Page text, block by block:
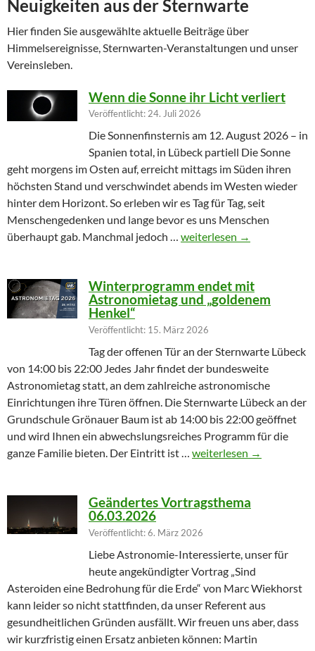
Neuigkeiten aus der Sternwarte
Hier finden Sie ausgewählte aktuelle Beiträge über
Himmelsereignisse, Sternwarten-Veranstaltungen und unser
Vereinsleben.
Wenn die Sonne ihr Licht verliert
Veröffentlicht: 24. Juli 2026
Die Sonnenfinsternis am 12. August 2026 – in
Spanien total, in Lübeck partiell Die Sonne
geht morgens im Osten auf, erreicht mittags im Süden ihren
höchsten Stand und verschwindet abends im Westen wieder
hinter dem Horizont. So erleben wir es Tag für Tag, seit
Menschengedenken und lange bevor es uns Menschen
überhaupt gab. Manchmal jedoch … Wenn die Sonne ihr Licht
weiterlesen →
Winterprogramm endet mit
Astronomietag und „goldenem
Henkel“
Veröffentlicht: 15. März 2026
Tag der offenen Tür an der Sternwarte Lübeck
von 14:00 bis 22:00 Jedes Jahr findet der bundesweite
Astronomietag statt, an dem zahlreiche astronomische
Einrichtungen ihre Türen öffnen. Die Sternwarte Lübeck an der
Grundschule Grönauer Baum ist ab 14:00 bis 22:00 geöffnet
und wird Ihnen ein abwechslungsreiches Programm für die
ganze Familie bieten. Der Eintritt ist … Winterprogramm endet
weiterlesen →
Geändertes Vortragsthema
06.03.2026
Veröffentlicht: 6. März 2026
Liebe Astronomie-Interessierte, unser für
heute angekündigter Vortrag „Sind
Asteroiden eine Bedrohung für die Erde“ von Marc Wiekhorst
kann leider so nicht stattfinden, da unser Referent aus
gesundheitlichen Gründen ausfällt. Wir freuen uns aber, dass
wir kurzfristig einen Ersatz anbieten können: Martin